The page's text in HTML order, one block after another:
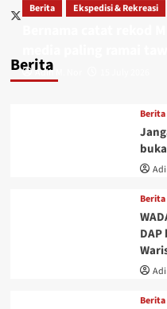
Berita
Berita Ekspedisi & Rekreasi
Adin M. Nor
Berita
Berita
Berita